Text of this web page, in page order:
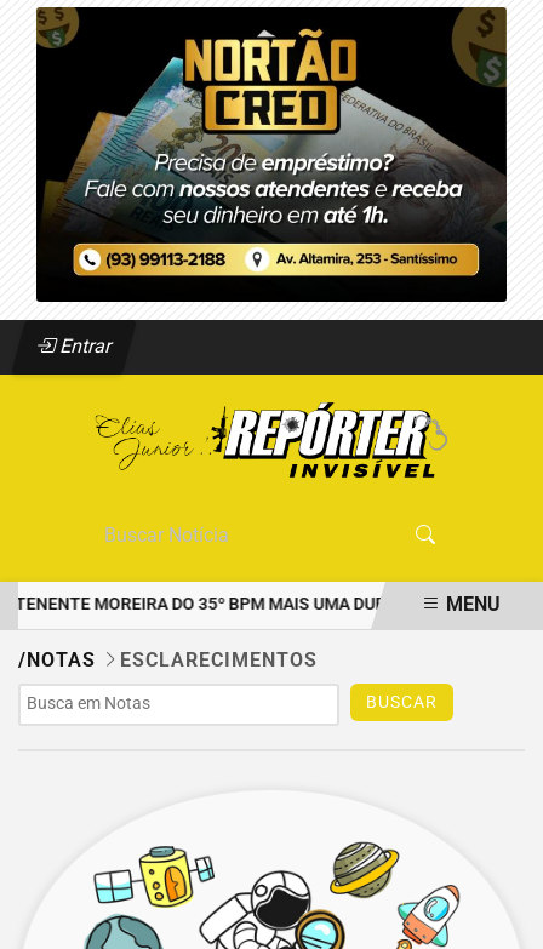
Entrar
TENENTE MOREIRA DO 35º BPM MAIS UMA DUPLA PRESA POR
EM ALTA
MENU
/NOTAS ESCLARECIMENTOS
BUSCAR